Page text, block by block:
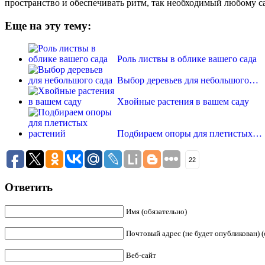
пространство и обеспечивать ритм, так необходимый любому
Еще на эту тему:
Роль листвы в облике вашего сада
Выбор деревьев для небольшого…
Хвойные растения в вашем саду
Подбираем опоры для плетистых…
22
Ответить
Имя (обязательно)
Почтовый адрес (не будет опубликован)
Веб-сайт